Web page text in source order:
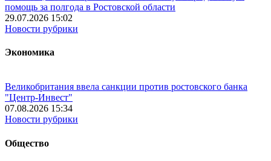
помощь за полгода в Ростовской области
29.07.2026 15:02
Новости рубрики
Экономика
Великобритания ввела санкции против ростовского банка
"Центр-Инвест"
07.08.2026 15:34
Новости рубрики
Общество